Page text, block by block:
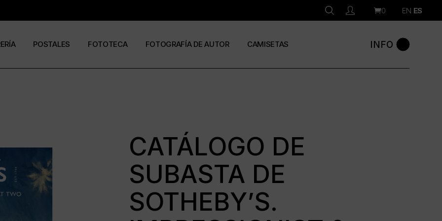
0 EN ES
POSTALES FOTOTECA FOTOGRAFÍA DE AUTOR CAMISETAS INFO
CATÁLOGO DE
SUBASTA DE
SOTHEBY’S.